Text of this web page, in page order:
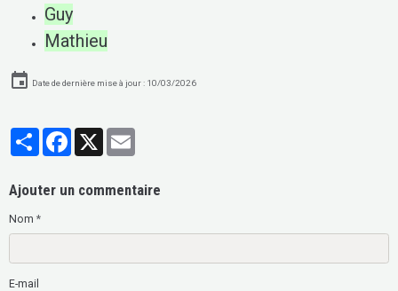
Guy
Mathieu
Date de dernière mise à jour : 10/03/2026
PartagerFacebook
Ajouter un commentaire
Nom
E-mail